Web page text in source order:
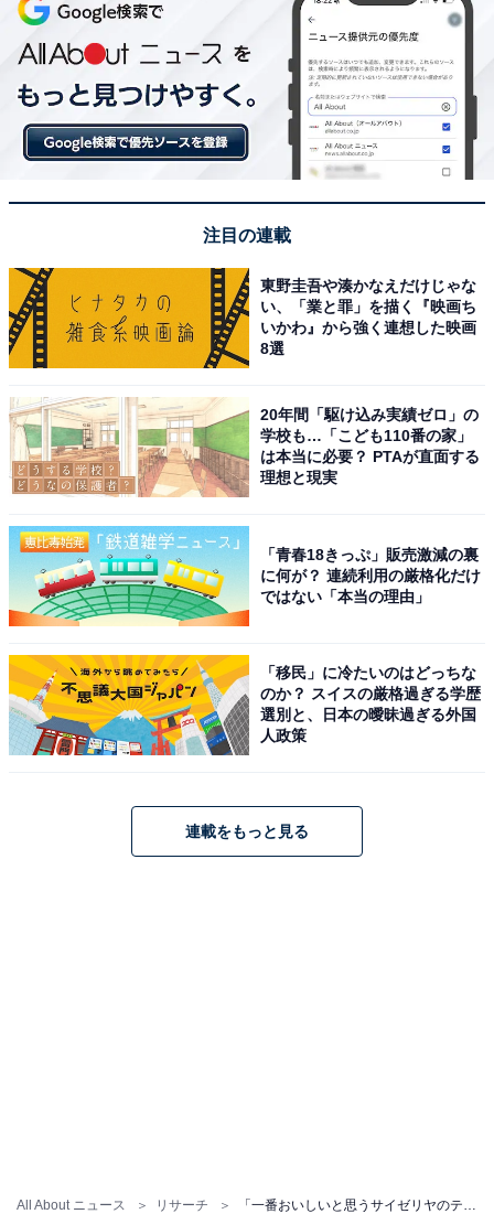
All About ニュース リサーチ 「一番おいしいと思うサイゼリヤのテイクアウトメニュー」ランキング！ 2位「ミラノ風ドリア」、1位は？
注目の連載
東野圭吾や湊かなえだけじゃな
い、「業と罪」を描く『映画ち
いかわ』から強く連想した映画
8選
20年間「駆け込み実績ゼロ」の
学校も…「こども110番の家」
は本当に必要？ PTAが直面する
理想と現実
「青春18きっぷ」販売激減の裏
に何が？ 連続利用の厳格化だけ
ではない「本当の理由」
「移民」に冷たいのはどっちな
のか？ スイスの厳格過ぎる学歴
選別と、日本の曖昧過ぎる外国
人政策
連載をもっと見る